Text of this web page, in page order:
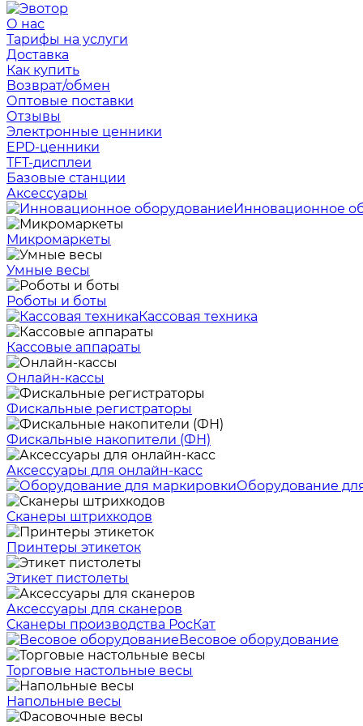
О нас
Тарифы на услуги
Доставка
Как купить
Возврат/обмен
Оптовые поставки
Отзывы
Электронные ценники
EPD-ценники
TFT-дисплеи
Базовые станции
Аксессуары
Инновационное
Микромаркеты
Умные весы
Роботы и боты
Кассовая техника
Кассовые аппараты
Онлайн-кассы
Фискальные регистраторы
Фискальные накопители (ФН)
Аксессуары для онлайн-касс
Оборудование
Сканеры штрихкодов
Принтеры этикеток
Этикет пистолеты
Аксессуары для сканеров
Сканеры производства РосКат
Весовое оборудование
Торговые настольные весы
Напольные весы